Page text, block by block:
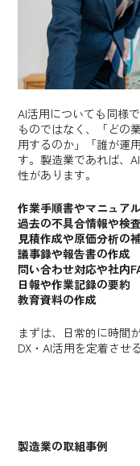
AI活用についても同様
ものではなく、「どの
用するのか」「誰が運
す。製造業であれば、
性があります。
作業手順書やマニュア
過去の不具合情報や検
見積作成や原価分析の
議事録や報告書の作成
問い合わせ対応や社内
日報や作業記録の要約
教育資料の作成
まずは、日常的に時間
DX・AI活用を定着させ
製造業の取組事例